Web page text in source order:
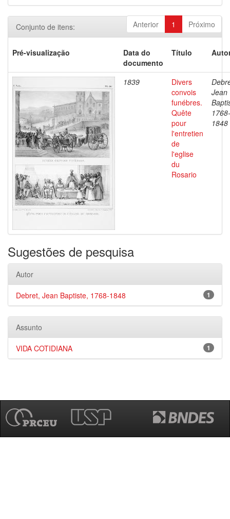
Anterior 1 Próximo
Conjunto de itens:
Pré-visualização
Data do
documento
Título
1839
Divers
convois
funébres.
Quête
pour
l'entretien
de
l'eglise
du
Rosario
Jean
1768-
1848
Sugestões de pesquisa
Autor
1
Debret, Jean Baptiste, 1768-1848
Assunto
1
VIDA COTIDIANA